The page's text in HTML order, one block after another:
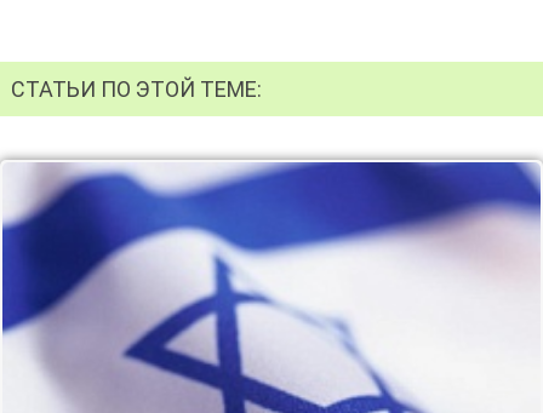
СТАТЬИ ПО ЭТОЙ ТЕМЕ: